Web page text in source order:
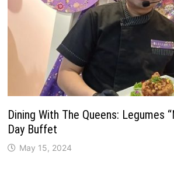
Dining With The Queens: Legumes
Day Buffet
May 15, 2024